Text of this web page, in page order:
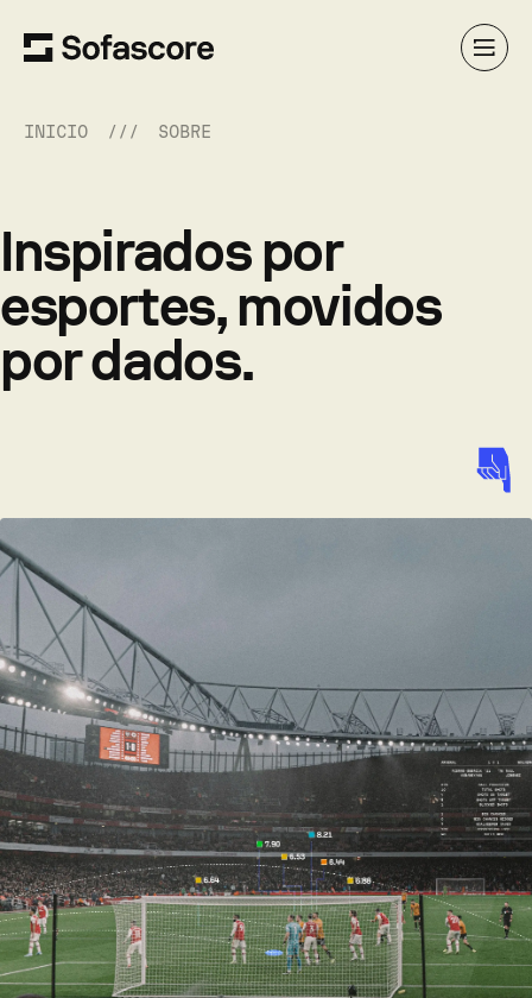
INÍCIO SOBRE
Inspirados por
esportes, movidos
por dados.